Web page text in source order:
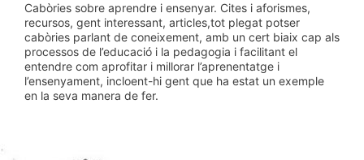
Cabòries sobre aprendre i ensenyar. Cites i aforismes,
recursos, gent interessant, articles,tot plegat potser
cabòries parlant de coneixement, amb un cert biaix cap als
processos de l’educació i la pedagogia i facilitant el
entendre com aprofitar i millorar l’aprenentatge i
l’ensenyament, incloent-hi gent que ha estat un exemple
en la seva manera de fer.